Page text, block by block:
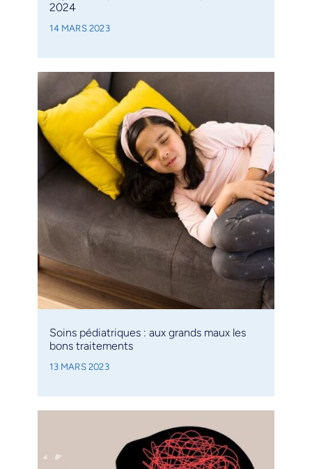
2024
14 MARS 2023
Soins pédiatriques : aux grands maux les
bons traitements
13 MARS 2023